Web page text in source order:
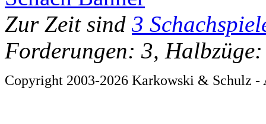
Zur Zeit sind 3
Forderungen: 3,
Copyright 2003-2026 Karkowski & Schulz